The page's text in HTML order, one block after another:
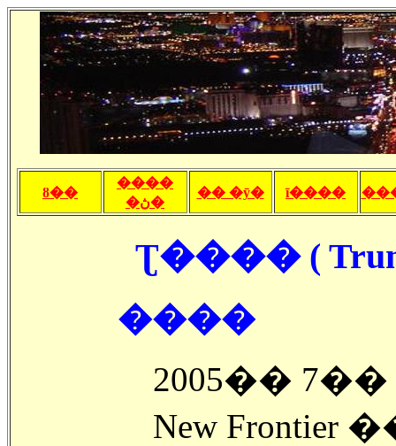
ȣ��
����
�ڽ�
�� �ȳ� ī����
Ʈ���� (
����
2005��
New Frontier